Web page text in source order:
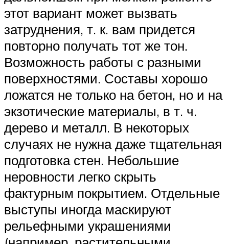
этот вариант может вызвать
затруднения, т. к. вам придется
повторно получать тот же тон.
Возможность работы с разными
поверхностями. Составы хорошо
ложатся не только на бетон, но и на
экзотические материалы, в т. ч.
дерево и металл. В некоторых
случаях не нужна даже тщательная
подготовка стен. Небольшие
неровности легко скрыть
фактурным покрытием. Отдельные
выступы иногда маскируют
рельефными украшениями